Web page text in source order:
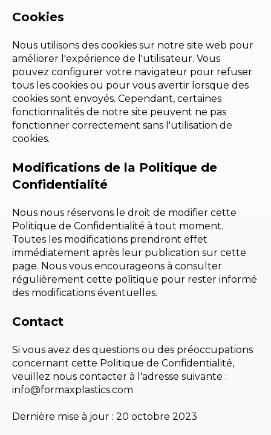
Cookies
Nous utilisons des cookies sur notre site web pour
améliorer l'expérience de l'utilisateur. Vous
pouvez configurer votre navigateur pour refuser
tous les cookies ou pour vous avertir lorsque des
cookies sont envoyés. Cependant, certaines
fonctionnalités de notre site peuvent ne pas
fonctionner correctement sans l'utilisation de
cookies.
Modifications de la Politique de
Confidentialité
Nous nous réservons le droit de modifier cette
Politique de Confidentialité à tout moment.
Toutes les modifications prendront effet
immédiatement après leur publication sur cette
page. Nous vous encourageons à consulter
régulièrement cette politique pour rester informé
des modifications éventuelles.
Contact
Si vous avez des questions ou des préoccupations
concernant cette Politique de Confidentialité,
veuillez nous contacter à l'adresse suivante :
info@formaxplastics.com
Dernière mise à jour : 20 octobre 2023